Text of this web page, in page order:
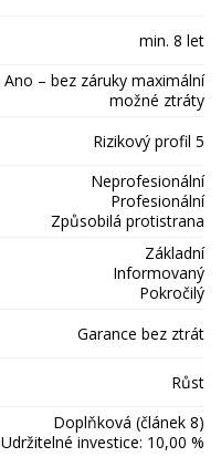
min. 8 let
Ano – bez záruky maximální
možné ztráty
Rizikový profil 5
Neprofesionální
Profesionální
Způsobilá protistrana
Základní
Informovaný
Pokročilý
Garance bez ztrát
Růst
Doplňková (článek 8)
Udržitelné investice: 10,00 %